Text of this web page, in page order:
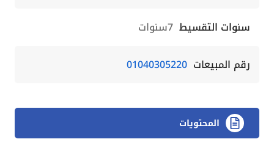
سنوات التقسيط 7سنوات
رقم المبيعات 01040305220
المحتويات